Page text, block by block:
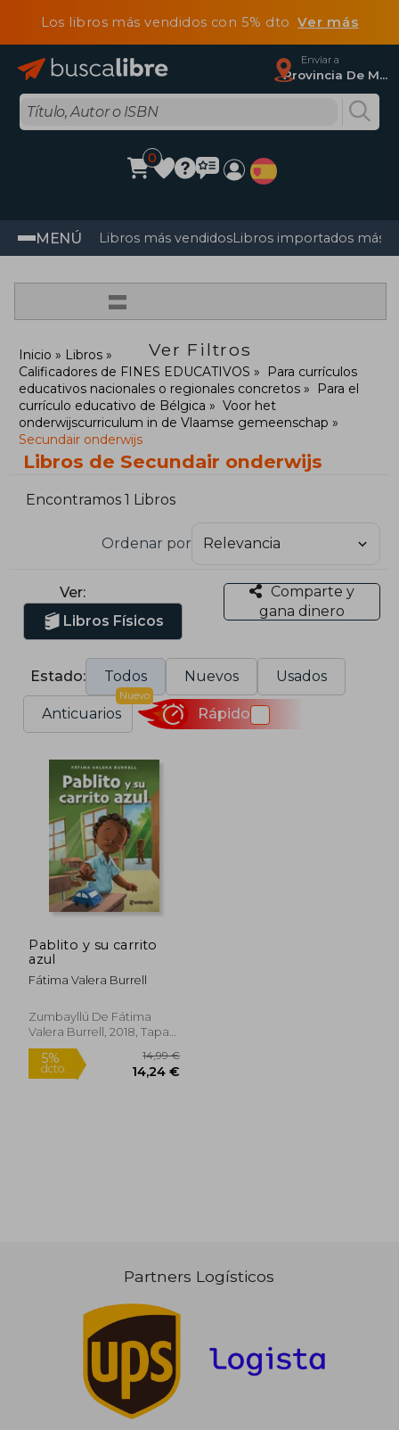
Los libros más vendidos con 5% dtoVer más
Enviar a
Provincia De Madrid
0
MENÚ Libros más vendidosLibros importados más
=
Ver Filtros
Inicio
Libros
Calificadores de FINES EDUCATIVOS
Para currículos
educativos nacionales o regionales concretos
Para el
currículo educativo de Bélgica
Voor het
onderwijscurriculum in de Vlaamse gemeenschap
Secundair onderwijs
Libros de Secundair onderwijs
Encontramos 1 Libros
Ordenar por
Ver:
Libros Físicos
Comparte y
gana dinero
Estado: Todos Nuevos Usados
Anticuarios
Nuevo
Rápido
Pablito y su carrito
azul
Fátima Valera Burrell
Zumbayllú De Fátima
Valera Burrell, 2018, Tapa
Blanda, Nuevo
Partners Logísticos